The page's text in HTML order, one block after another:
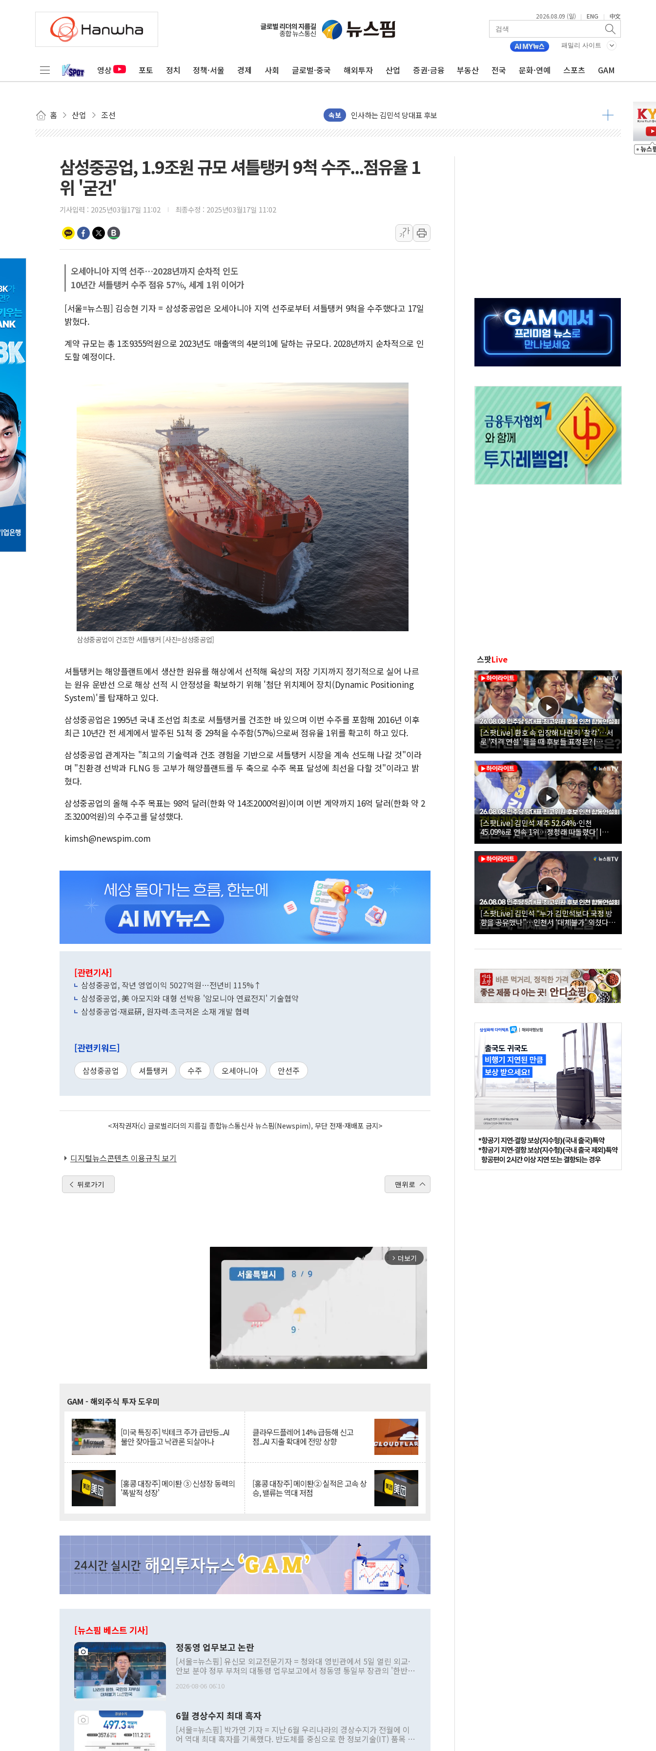
2026.08.09 (일) | ENG | 中文
패밀리 사이트
영상 포토 정치 정책·서울 경제 사회 글로벌·중국 해외투자 산업 증권·금융 부동산 전국 문화·연예 스포츠 GAM
홈 산업 조선 속보
포항시 재난예산 40억 긴급 투입…고수온 양식장 복구·지원 '총력'
울진·영덕 '호우특보'-포항 '산사태 주의보'...경북도, 호우 피해·통제구간 없어
인천 합동연설회 나선 송영길·정청래·김민석 당대표 후보
김민석, 2주차 제주·인천 경선서 정청래에 승리...47.75% vs 42.08%
[속보] 민주, 제주·인천 경선 결과 발표...김민석 47.75% 정청래 42.08%
[속보] 민주, 인천 경선 결과 발표...김민석 45.09% 정청래 43.27% 송영길 11.63%
이번주 국내 주요 금융일정(8.10~8.14)
美, 이란전 출구전략 만지작…공습 한계·탄약 부족 현실화
李대통령 "결혼 때문에 손해 보는 일 없게"…'결혼 페널티' 22개 과제 손본다
여수 오동도 인근 해상서 모터보트 전복…1명 사망·1명 실종
'화합' 꺼낸 김민석에 '뻔뻔' 받아친 정청래…제주 연설서 신경전 고조
삼성중공업, 1.9조원 규모 셔틀탱커 9척 수주...점유율 1
위 '굳건'
기사입력 : 2025년03월17일 11:02 최종수정 : 2025년03월17일 11:02
가
가
오세아니아 지역 선주…2028년까지 순차적 인도
10년간 셔틀탱커 수주 점유 57%, 세계 1위 이어가
[서울=뉴스핌] 김승현 기자 = 삼성중공업은 오세아니아 지역 선주로부터 셔틀탱커 9척을 수주했다고 17일
밝혔다.
계약 규모는 총 1조9355억원으로 2023년도 매출액의 4분의1에 달하는 규모다. 2028년까지 순차적으로 인
도할 예정이다.
삼성중공업이 건조한 셔틀탱커 [사진=삼성중공업]
셔틀탱커는 해양플랜트에서 생산한 원유를 해상에서 선적해 육상의 저장 기지까지 정기적으로 실어 나르
는 원유 운반선 으로 해상 선적 시 안정성을 확보하기 위해 '첨단 위치제어 장치(Dynamic Positioning
System)'를 탑재하고 있다.
삼성중공업은 1995년 국내 조선업 최초로 셔틀탱커를 건조한 바 있으며 이번 수주를 포함해 2016년 이후
최근 10년간 전 세계에서 발주된 51척 중 29척을 수주함(57%)으로써 점유율 1위를 확고히 하고 있다.
삼성중공업 관계자는 "최고의 기술력과 건조 경험을 기반으로 셔틀탱커 시장을 계속 선도해 나갈 것"이라
며 "친환경 선박과 FLNG 등 고부가 해양플랜트를 두 축으로 수주 목표 달성에 최선을 다할 것"이라고 밝
혔다.
삼성중공업의 올해 수주 목표는 98억 달러(한화 약 14조2000억원)이며 이번 계약까지 16억 달러(한화 약 2
조3200억원)의 수주고를 달성했다.
kimsh@newspim.com
[관련기사]
삼성중공업, 작년 영업이익 5027억원…전년비 115%↑
삼성중공업, 美 아모지와 대형 선박용 '암모니아 연료전지' 기술협약
삼성중공업·재료硏, 원자력∙초극저온 소재 개발 협력
[관련키워드]
삼성중공업 셔틀탱커 수주 오세아니아 안선주
<저작권자(c) 글로벌리더의 지름길 종합뉴스통신사 뉴스핌(Newspim), 무단 전재-재배포 금지>
디지털뉴스콘텐츠 이용규칙 보기
뒤로가기 맨위로
arrow_forward_ios 더보기
GAM - 해외주식 투자 도우미
[미국 특징주] 빅테크 주가 급반등...AI
불안 잦아들고 낙관론 되살아나
클라우드플레어 14% 급등해 신고
점...AI 지출 확대에 전망 상향
[홍콩 대장주] 메이퇀 ③ 신성장 동력의
'폭발적 성장'
[홍콩 대장주] 메이퇀② 실적은 고속 상
승, 밸류는 역대 저점
[뉴스핌 베스트 기사]
정동영 업무보고 논란
[서울=뉴스핌] 유신모 외교전문기자 = 청와대 영빈관에서 5일 열린 외교·
안보 분야 정부 부처의 대통령 업무보고에서 정동영 통일부 장관의 '한반도
발언 중에는 정부 내 조율을 거치지 않은 사안을 정책으로 추진하겠다고 공
주의적 희망에 근거한 비현실적 구상'이라는 비판을 내놨다. 그동안 정 장
관의 대북 정책 관련 발언이 물의를 빚은 적은 여러 번 있지만 대통령과 유
관 부처 장관이 공개적으로 부정적 입장을 표명한 것은 이례적이다. 정 장
관의 무리한 대북 접근법과 월권을 제어해야 한다는 목소리도 높아지고 있
2026-08-06 06:10
6월 경상수지 최대 흑자
[서울=뉴스핌] 박가연 기자 = 지난 6월 우리나라의 경상수지가 전월에 이
어 역대 최대 흑자를 기록했다. 반도체를 중심으로 한 정보기술(IT) 품목 수
스팟Live
[스팟Live] 환호 속 입장해 나란히 ‘찰칵’…서
로 ‘저격 연설’ 들을 때 후보들 표정은? |
26.08.08 더불어민주당 당대표·최고위원 후
보 인천 합동연설회
[스팟Live] 김민석 제주 52.64%·인천
45.09%로 연속 1위…정청래 따돌렸다’ |
26.08.08 더불어민주당 당대표·최고위원 후
보 인천 합동연설회
[스팟Live] 김민석 “누가 김민석보다 국정 방
향을 공유했나”…인천서 ‘대체불가’ 외쳤다 |
26.08.08 더불어민주당 당대표·최고위원 후